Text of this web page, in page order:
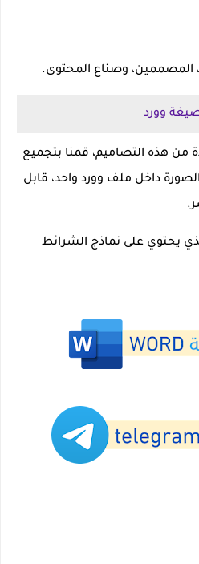
المصممين، وصناع المحتوى.
وورد
من هذه التصاميم، قمنا بتجميع
داخل ملف وورد واحد، قابل
يحتوي على نماذج الشرائط